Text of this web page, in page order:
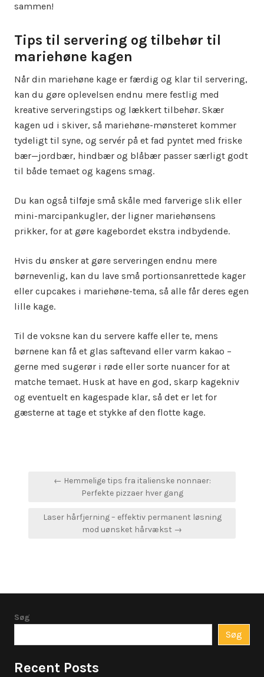
sammen!
Tips til servering og tilbehør til
mariehøne kagen
Når din mariehøne kage er færdig og klar til servering,
kan du gøre oplevelsen endnu mere festlig med
kreative serveringstips og lækkert tilbehør. Skær
kagen ud i skiver, så mariehøne-mønsteret kommer
tydeligt til syne, og servér på et fad pyntet med friske
bær—jordbær, hindbær og blåbær passer særligt godt
til både temaet og kagens smag.
Du kan også tilføje små skåle med farverige slik eller
mini-marcipankugler, der ligner mariehønsens
prikker, for at gøre kagebordet ekstra indbydende.
Hvis du ønsker at gøre serveringen endnu mere
børnevenlig, kan du lave små portionsanrettede kager
eller cupcakes i mariehøne-tema, så alle får deres egen
lille kage.
Til de voksne kan du servere kaffe eller te, mens
børnene kan få et glas saftevand eller varm kakao –
gerne med sugerør i røde eller sorte nuancer for at
matche temaet. Husk at have en god, skarp kagekniv
og eventuelt en kagespade klar, så det er let for
gæsterne at tage et stykke af den flotte kage.
Indlægsnavigation
← Hemmelige tips fra italienske nonnaer:
Perfekte pizzaer hver gang
Laser hårfjerning – effektiv permanent løsning
mod uønsket hårvækst →
Søg
Søg
Recent Posts